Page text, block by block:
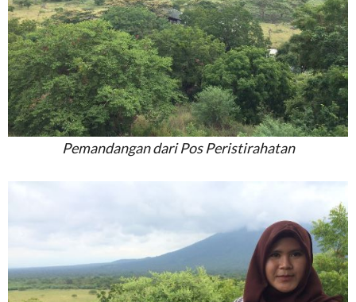
Pemandangan dari Pos Peristirahatan